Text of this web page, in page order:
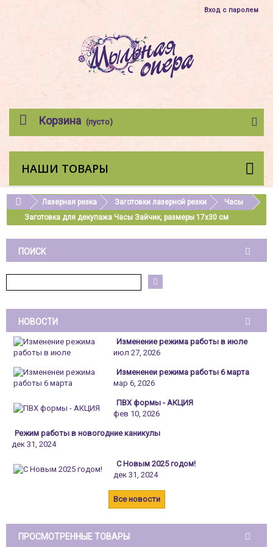
Вход с паролем
Корзина (пусто)
НАШИ ТОВАРЫ
Лазерная резка Заготовки лазерной резки
Часы
Заготовка для декупажа Часы Зайчик, размеры 17х30 см
ПОИСК
НОВОСТИ
Изменение режима работы в июле
июл 27, 2026
Измененеи режима работы 6 марта
мар 6, 2026
ПВХ формы - АКЦИЯ
фев 10, 2026
Режим работы в новогодние каникулы
дек 31, 2024
С Новым 2025 годом!
дек 31, 2024
Все новости
ПРОСМОТРЕННЫЕ ТОВАРЫ